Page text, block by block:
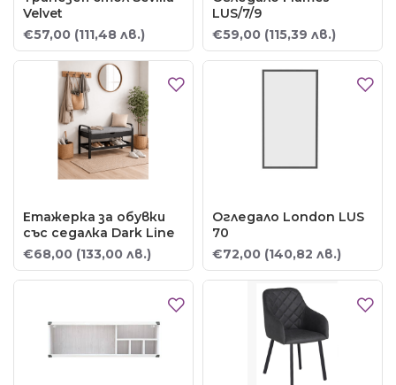
Velvet
€57,00 (111,48 лв.)
LUS/7/9
€59,00 (115,39 лв.)
Етажерка за обувки
със седалка Dark Line
€68,00 (133,00 лв.)
Огледало London LUS
70
€72,00 (140,82 лв.)